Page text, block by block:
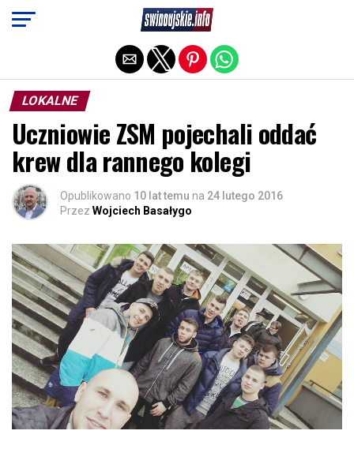
LOKALNE
Uczniowie ZSM pojechali oddać
krew dla rannego kolegi
Opublikowano 10 lat temu na 24 lutego 2016
Przez Wojciech Basałygo
Exit mobile version